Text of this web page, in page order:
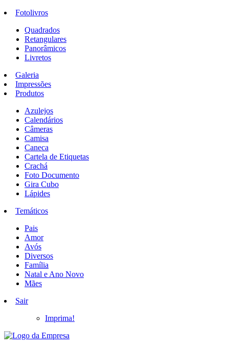
Fotolivros
Quadrados
Retangulares
Panorâmicos
Livretos
Galeria
Impressões
Produtos
Azulejos
Calendários
Câmeras
Camisa
Caneca
Cartela de Etiquetas
Crachá
Foto Documento
Gira Cubo
Lápides
Temáticos
Pais
Amor
Avós
Diversos
Família
Natal e Ano Novo
Mães
Sair
Imprima!